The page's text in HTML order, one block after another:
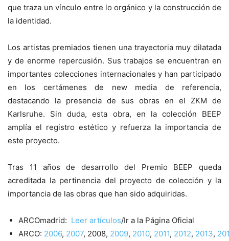
que traza un vínculo entre lo orgánico y la construcción de
la identidad.
Los artistas premiados tienen una trayectoria muy dilatada
y de enorme repercusión. Sus trabajos se encuentran en
importantes colecciones internacionales y han participado
en los certámenes de new media de referencia,
destacando la presencia de sus obras en el ZKM de
Karlsruhe. Sin duda, esta obra, en la colección BEEP
amplía el registro estético y refuerza la importancia de
este proyecto.
Tras 11 años de desarrollo del Premio BEEP queda
acreditada la pertinencia del proyecto de colección y la
importancia de las obras que han sido adquiridas.
ARCOmadrid: Leer artículos/Ir a la Página Oficial
ARCO: 2006, 2007, 2008, 2009, 2010, 2011, 2012, 2013,